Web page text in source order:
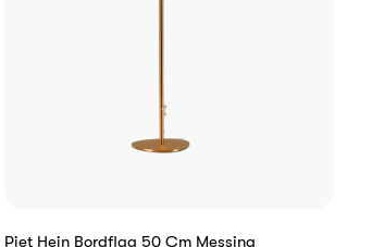
Piet Hein Bordflag 50 Cm Messing